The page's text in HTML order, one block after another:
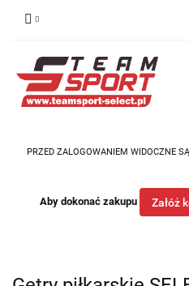
PRZED ZALOGOWANIEM WIDOCZNE
Aby dokonać zakupu Załóż